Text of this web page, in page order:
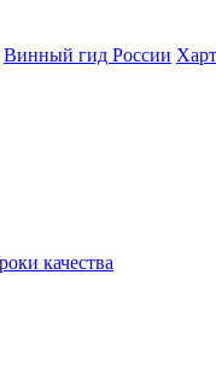
Винный гид России
качества